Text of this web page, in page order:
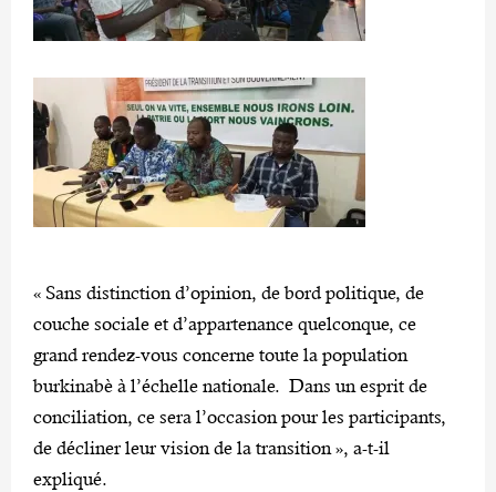
« Sans distinction d’opinion, de bord politique, de
couche sociale et d’appartenance quelconque, ce
grand rendez-vous concerne toute la population
burkinabè à l’échelle nationale. Dans un esprit de
conciliation, ce sera l’occasion pour les participants,
de décliner leur vision de la transition », a-t-il
expliqué.